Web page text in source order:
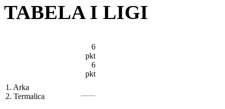
TABELA I LIGI
1. Arka
2. Termalica
6
pkt
6
pkt